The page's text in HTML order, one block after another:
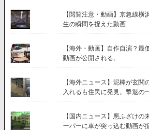
撮
影
さ
る
【閲覧注意・動画】京急線横
生の瞬間を捉えた動画
【海外・動画】自作自演？最
動画が公開される。
【海外ニュース】泥棒が玄関
入れるも住民に発見。撃退の
【国内ニュース】悪ふざけの
ーパーに車が突っ込む動画が拡